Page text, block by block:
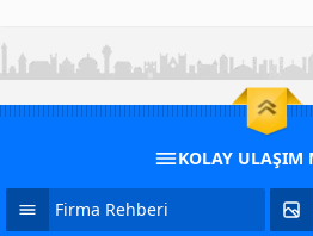
KOLAY ULAŞIM
Firma Rehberi